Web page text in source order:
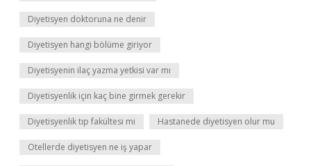
Diyetisyen doktoruna ne denir
Diyetisyen hangi bölüme giriyor
Diyetisyenin ilaç yazma yetkisi var mı
Diyetisyenlik için kaç bine girmek gerekir
Diyetisyenlik tıp fakültesi mi Hastanede diyetisyen olur mu
Otellerde diyetisyen ne iş yapar